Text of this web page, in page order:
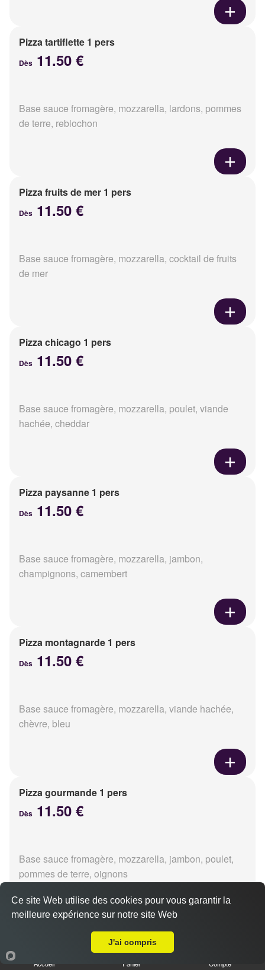
Pizza tartiflette 1 pers
Dès 11.50 €
Base sauce fromagère, mozzarella, lardons, pommes
de terre, reblochon
Pizza fruits de mer 1 pers
Dès 11.50 €
Base sauce fromagère, mozzarella, cocktail de fruits
de mer
Pizza chicago 1 pers
Dès 11.50 €
Base sauce fromagère, mozzarella, poulet, viande
hachée, cheddar
Pizza paysanne 1 pers
Dès 11.50 €
Base sauce fromagère, mozzarella, jambon,
champignons, camembert
Pizza montagnarde 1 pers
Dès 11.50 €
Base sauce fromagère, mozzarella, viande hachée,
chèvre, bleu
Pizza gourmande 1 pers
Dès 11.50 €
Base sauce fromagère, mozzarella, jambon, poulet,
pommes de terre, oignons
11.50 €
Accueil Panier Compte
Ce site Web utilise des cookies pour vous garantir la
meilleure expérience sur notre site Web
J'ai compris